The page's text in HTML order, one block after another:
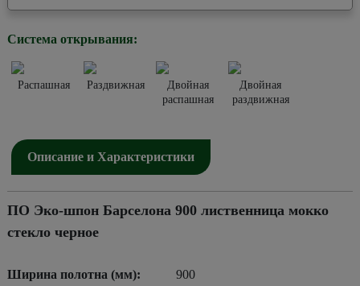
Система открывания:
Распашная Раздвижная
Двойная
распашная
Двойная
раздвижная
Описание и Характеристики
ПО Эко-шпон Барселона 900 лиственница мокко
стекло черное
Ширина полотна (мм):
900